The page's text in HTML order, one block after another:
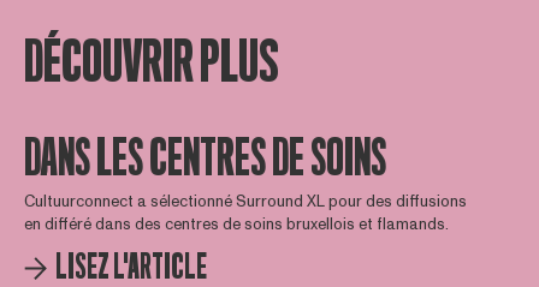
DÉCOUVRIR PLUS
DANS LES CENTRES DE SOINS
Cultuurconnect a sélectionné Surround XL pour des diffusions
en différé dans des centres de soins bruxellois et flamands.
LISEZ L'ARTICLE